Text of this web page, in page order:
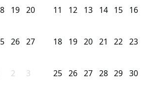
19 20
26 27
2 3
11 12 13 14 15 16
18 19 20 21 22 23
25 26 27 28 29 30